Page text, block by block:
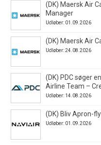
(DK) Maersk Air
Manager
Udløber: 01.09.2026
(DK) Maersk Air
Udløber: 24.08.2026
(DK) PDC søger
Airline Team –
Udløber: 14.08.2026
(DK) Bliv Apron-
Udløber: 01.09.2026